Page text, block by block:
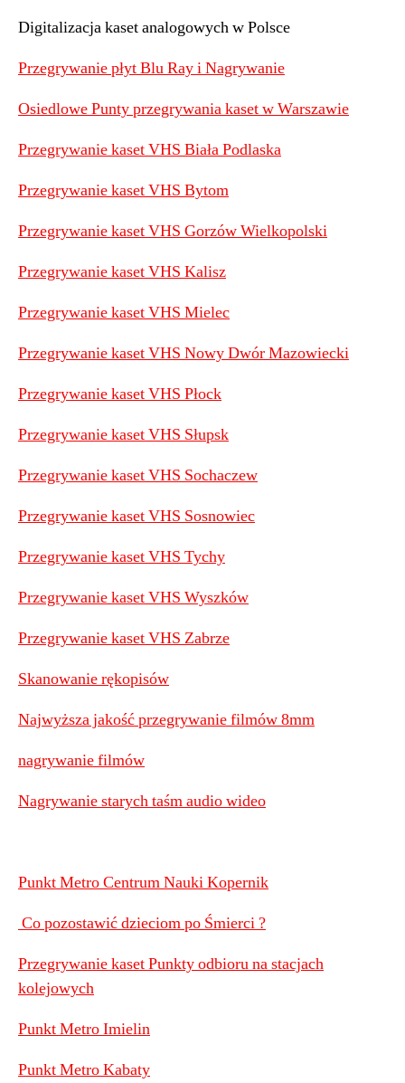
Digitalizacja kaset analogowych w Polsce
Przegrywanie płyt Blu Ray i Nagrywanie
Osiedlowe Punty przegrywania kaset w Warszawie
Przegrywanie kaset VHS Biała Podlaska
Przegrywanie kaset VHS Bytom
Przegrywanie kaset VHS Gorzów Wielkopolski
Przegrywanie kaset VHS Kalisz
Przegrywanie kaset VHS Mielec
Przegrywanie kaset VHS Nowy Dwór Mazowiecki
Przegrywanie kaset VHS Płock
Przegrywanie kaset VHS Słupsk
Przegrywanie kaset VHS Sochaczew
Przegrywanie kaset VHS Sosnowiec
Przegrywanie kaset VHS Tychy
Przegrywanie kaset VHS Wyszków
Przegrywanie kaset VHS Zabrze
Skanowanie rękopisów
Najwyższa jakość przegrywanie filmów 8mm
nagrywanie filmów
Nagrywanie starych taśm audio wideo
Punkt Metro Centrum Nauki Kopernik
Co pozostawić dzieciom po Śmierci ?
Przegrywanie kaset Punkty odbioru na stacjach
kolejowych
Punkt Metro Imielin
Punkt Metro Kabaty